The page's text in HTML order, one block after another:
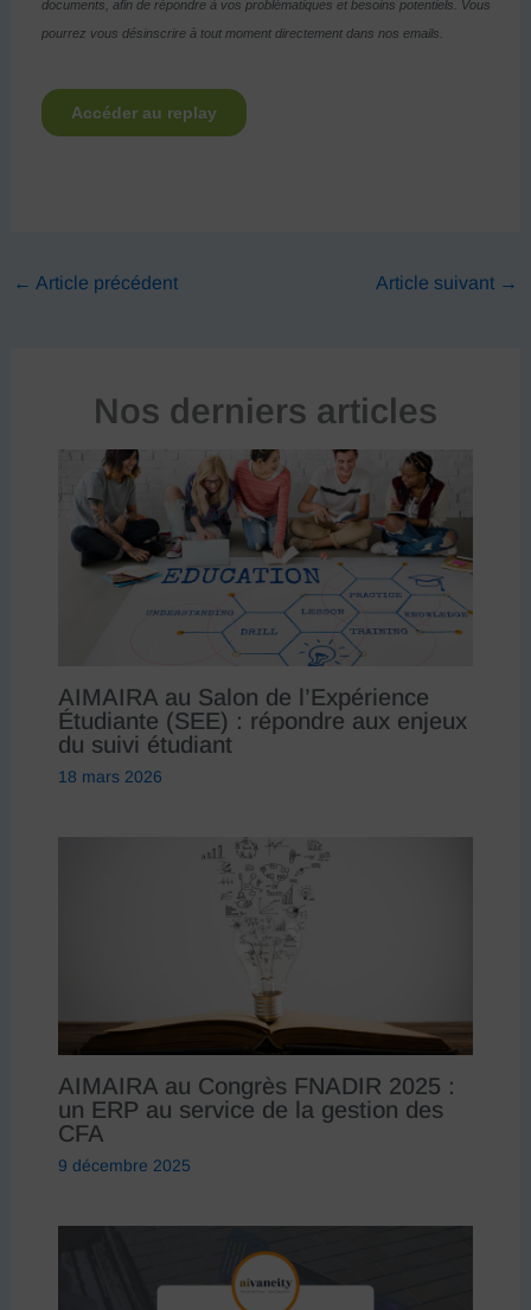
← Article précédent Article suivant →
Nos derniers articles
AIMAIRA au Salon de l’Expérience
Étudiante (SEE) : répondre aux enjeux
du suivi étudiant
18 mars 2026
AIMAIRA au Congrès FNADIR 2025 :
un ERP au service de la gestion des
CFA
9 décembre 2025